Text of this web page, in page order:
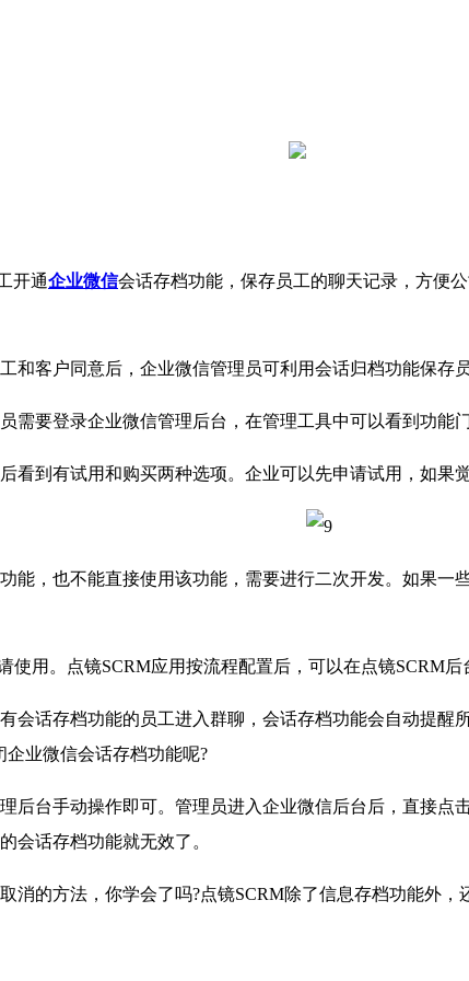
开通企业微信会话存档功能，保存员工的聊天记录，方便
客户同意后，企业微信管理员可利用会话归档功能保存
要登录企业微信管理后台，在管理工具中可以看到功能门
到有试用和购买两种选项。企业可以先申请试用，如果觉
，也不能直接使用该功能，需要进行二次开发。如果一
。点镜SCRM应用按流程配置后，可以在点镜SCRM后
话存档功能的员工进入群聊，会话存档功能会自动提醒
业微信会话存档功能呢?
台手动操作即可。管理员进入企业微信后台后，直接点
会话存档功能就无效了。
的方法，你学会了吗?点镜SCRM除了信息存档功能外，